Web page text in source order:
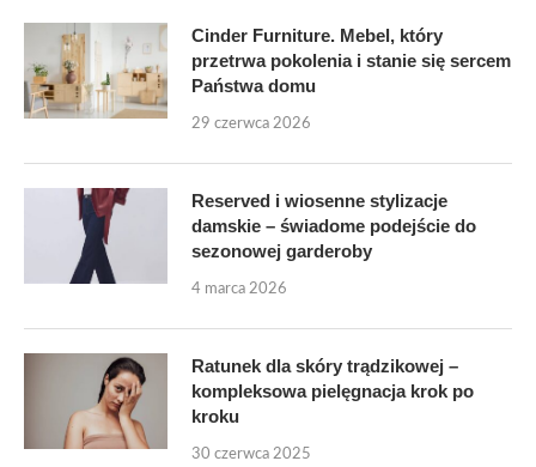
Cinder Furniture. Mebel, który
przetrwa pokolenia i stanie się sercem
Państwa domu
29 czerwca 2026
Reserved i wiosenne stylizacje
damskie – świadome podejście do
sezonowej garderoby
4 marca 2026
Ratunek dla skóry trądzikowej –
kompleksowa pielęgnacja krok po
kroku
30 czerwca 2025